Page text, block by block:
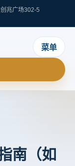
兆广场302-5
菜单
南（如